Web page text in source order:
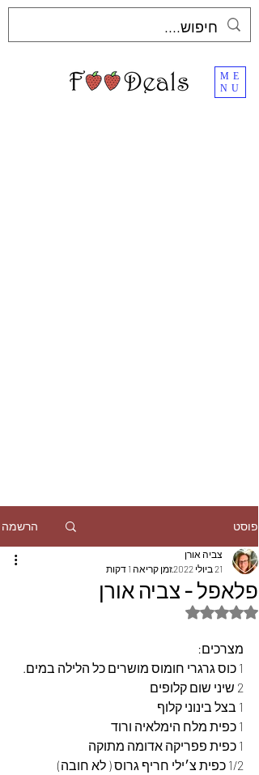
ME
NU
פוסט הרשמה
פלאפל - צביה אורן
צביה אורן
21 ביולי 2022
זמן קריאה 1 דקות
דירוג של NaN מתוך 5 כוכבים
מצרכים:
1 כוס גרגרי חומוס מושרים כל הלילה במים.
2 שיני שום קלופים
1 בצל בינוני קלוף
1 כפית מלח הימלאיה ורוד
1 כפית פפריקה אדומה מתוקה
1/2 כפית צ׳ילי חריף גרוס ( לא חובה)